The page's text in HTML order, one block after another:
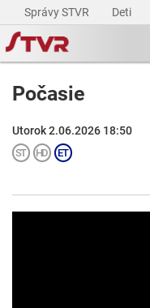
Správy STVR Deti
Počasie
Utorok 2.06.2026 18:50